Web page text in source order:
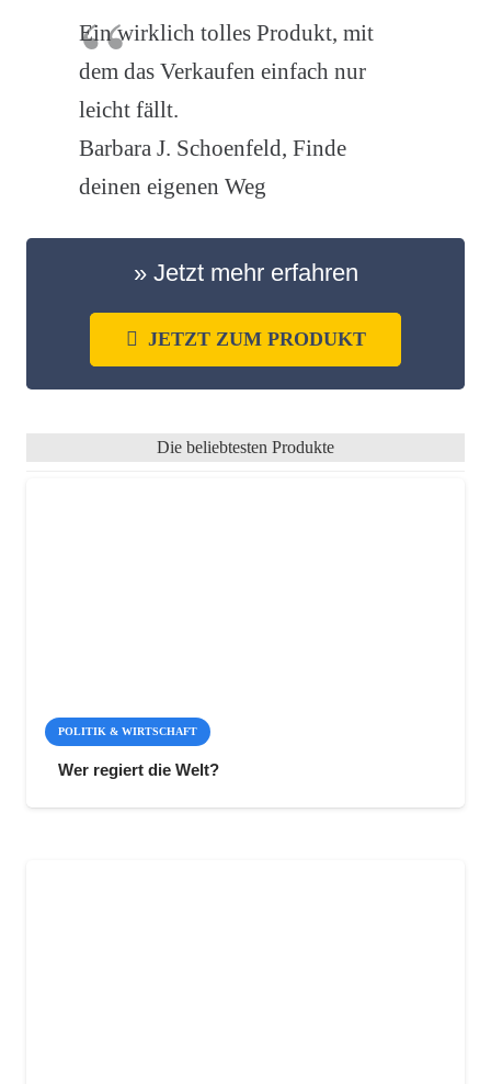
Ein wirklich tolles Produkt, mit
dem das Verkaufen einfach nur
leicht fällt.
Barbara J. Schoenfeld, Finde
deinen eigenen Weg
» Jetzt mehr erfahren
JETZT ZUM PRODUKT
Die beliebtesten Produkte
POLITIK & WIRTSCHAFT
Wer regiert die Welt?